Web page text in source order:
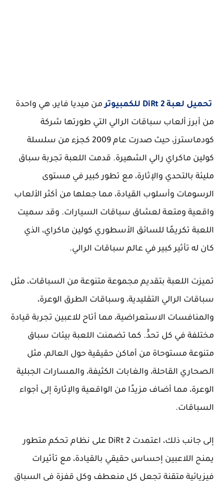
تحميل لعبة DiRt 2 للكمبيوتر
من ميديا فاير، هي واحدة
من أبرز ألعاب سباقات الرالي التي طورتها شركة
كودماسترز، حيث صدرت عام 2009 كجزء من سلسلة
كولين ماكراي رالي الشهيرة. قدمت اللعبة تجربة سباق
مليئة بالتحدي والإثارة، مع تطور كبير في مستوى
الرسومات وأسلوب القيادة، مما جعلها من أكثر الألعاب
واقعية ومتعة لعشاق سباقات السيارات. وقد سميت
اللعبة تكريمًا للسائق الأسطوري كولين ماكراي، الذي
كان له تأثير كبير في عالم سباقات الرالي.
تميزت اللعبة بتقديم مجموعة متنوعة من السباقات، مثل
سباقات الرالي التقليدية، وسباقات الطرق الوعرة،
والمنافسات الاستعراضية، مما أتاح للاعبين تجربة قيادة
مختلفة في كل تحدٍّ. كما تضمنت اللعبة بيئات سباق
متنوعة مستوحاة من أماكن حقيقية حول العالم، مثل
الصحاري القاحلة، والغابات الكثيفة، والمسارات الجبلية
الوعرة، مما أضاف مزيدًا من الواقعية والإثارة إلى أجواء
السباقات.
إلى جانب ذلك، اعتمدت 2 DiRt على نظام تحكم متطور
يمنح اللاعبين إحساس حقيقي بالقيادة، مع تأثيرات
فيزيائية متقنة تجعل كل منعطف وكل قفزة في السباق